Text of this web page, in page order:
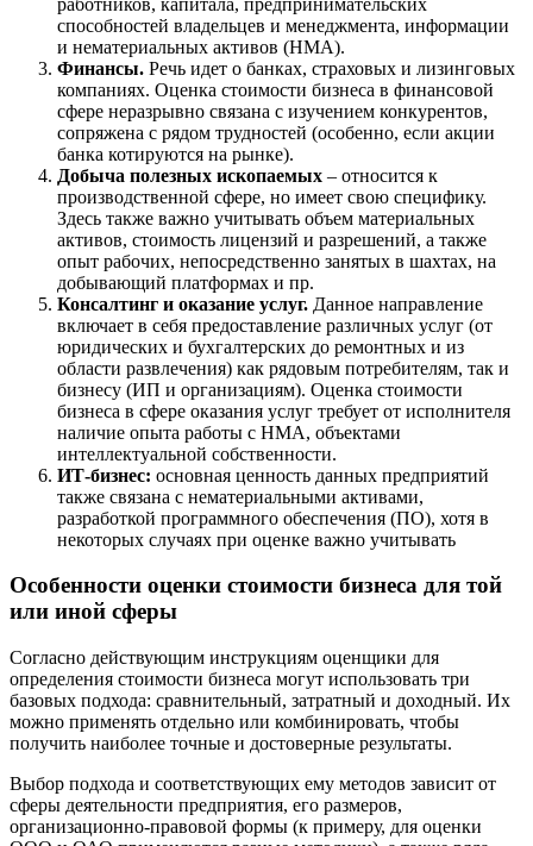
способностей владельцев и менеджмента, информации
и нематериальных активов (НМА).
Финансы. Речь идет о банках, страховых и лизинговых
компаниях. Оценка стоимости бизнеса в финансовой
сфере неразрывно связана с изучением конкурентов,
сопряжена с рядом трудностей (особенно, если акции
банка котируются на рынке).
Добыча полезных ископаемых – относится к
производственной сфере, но имеет свою специфику.
Здесь также важно учитывать объем материальных
активов, стоимость лицензий и разрешений, а также
опыт рабочих, непосредственно занятых в шахтах, на
добывающий платформах и пр.
Консалтинг и оказание услуг. Данное направление
включает в себя предоставление различных услуг (от
юридических и бухгалтерских до ремонтных и из
области развлечения) как рядовым потребителям, так и
бизнесу (ИП и организациям). Оценка стоимости
бизнеса в сфере оказания услуг требует от исполнителя
наличие опыта работы с НМА, объектами
интеллектуальной собственности.
ИТ-бизнес: основная ценность данных предприятий
также связана с нематериальными активами,
разработкой программного обеспечения (ПО), хотя в
некоторых случаях при оценке важно учитывать
Особенности оценки стоимости бизнеса для той
или иной сферы
Согласно действующим инструкциям оценщики для
определения стоимости бизнеса могут использовать три
базовых подхода: сравнительный, затратный и доходный. Их
можно применять отдельно или комбинировать, чтобы
получить наиболее точные и достоверные результаты.
Выбор подхода и соответствующих ему методов зависит от
сферы деятельности предприятия, его размеров,
организационно-правовой формы (к примеру, для оценки
Волжский
Вологда
Волоколамск
Волосово
Вольск
Воркута
Воронеж
Воскресенск
Воткинск
Вязники
Вятские Поляны
Геленджик
Глазов
Горно-Алтайск
Горячий Ключ
Грозный
Губаха
Губкин
Губкинский
Гуково
Гулькевичи